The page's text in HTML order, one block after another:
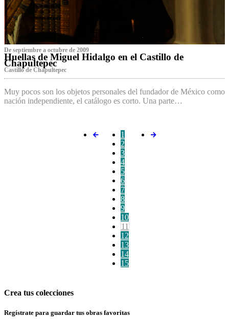
De septiembre a octubre de 2009
Huellas de Miguel Hidalgo en el Castillo de
Chapultepec
Castillo de Chapultepec
Muy pocos son los objetos personales del fundador de México como
nación independiente, el catálogo es corto. Una parte…
1
2
3
4
5
6
7
8
9
10
11
12
13
14
15
Crea tus colecciones
Regístrate para guardar tus obras favoritas